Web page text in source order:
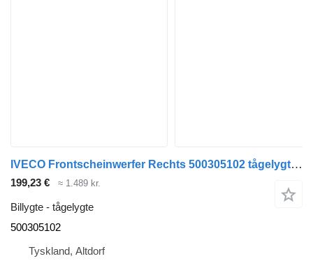
IVECO Frontscheinwerfer Rechts 500305102 tågelygte til IVECO EuroCargo lastbil
199,23 € ≈ 1.489 kr.
Billygte - tågelygte
500305102
Tyskland, Altdorf